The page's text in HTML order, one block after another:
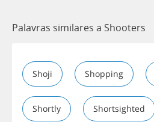
Palavras similares a Shooters
Shoji Shopping
Shortly Shortsighted